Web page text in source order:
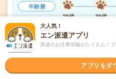
年齢層
20代
30代
男女比率
女性
もっ
大人気！
エン派遣アプリ
派遣のお仕事情報がたくさん！
アプリをダ